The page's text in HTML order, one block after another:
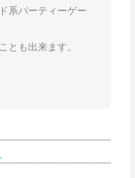
系パーティーゲー
とも出来ます。